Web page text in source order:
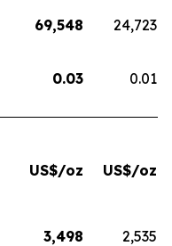
69,548 24,723
0.03 0.01
US$/oz US$/oz
3,498 2,535